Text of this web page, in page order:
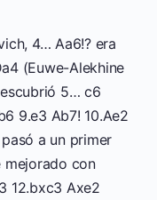
4… Aa6!? era
(Euwe-Alekhine
5… c6
9.e3 Ab7! 10.Ae2
a un primer
mejorado con
12.bxc3 Axe2